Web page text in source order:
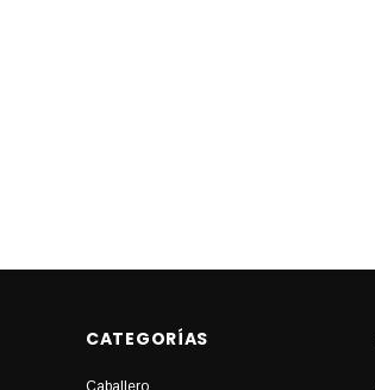
CATEGORÍAS
Caballero